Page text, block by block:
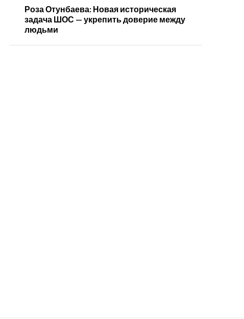
Роза Отунбаева: Новая историческая
задача ШОС — укрепить доверие между
людьми